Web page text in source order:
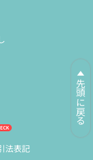
先頭に戻る
法表記